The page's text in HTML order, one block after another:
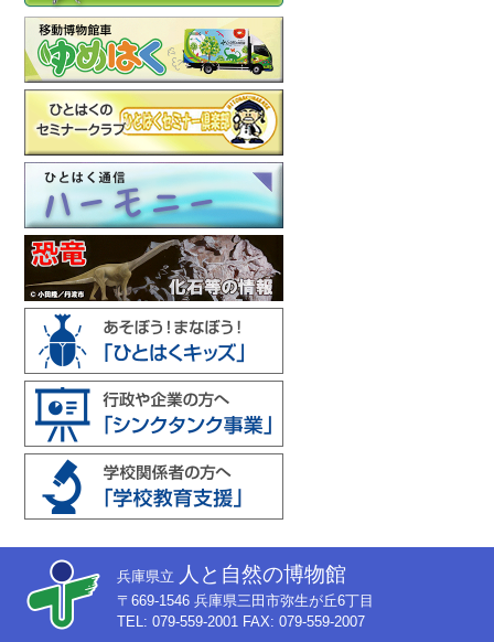
兵庫県立 人と自然の博物館
〒669-1546 兵庫県三田市弥生が丘6丁目
TEL: 079-559-2001 FAX: 079-559-2007